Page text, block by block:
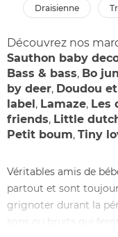
draisienne
Découvrez nos
Sauthon baby
Bass & bass, Bo
by deer, Doudou
label, Lamaze, Les
friends, Little
Petit boum, Tiny
Véritables amis de
partout et sont
grignoter durant la
sons ou bruits qui